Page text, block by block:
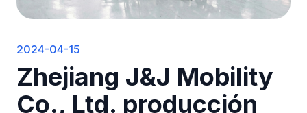
2024-04-15
Zhejiang J&J Mobility
Co., Ltd. producción